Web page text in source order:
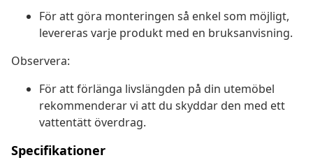
För att göra monteringen så enkel som möjligt,
levereras varje produkt med en bruksanvisning.
Observera:
För att förlänga livslängden på din utemöbel
rekommenderar vi att du skyddar den med ett
vattentätt överdrag.
Specifikationer